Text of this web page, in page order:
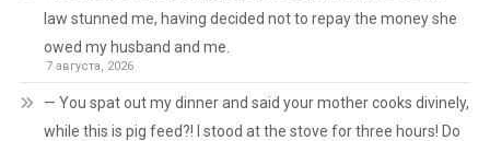
law stunned me, having decided not to repay the money she
owed my husband and me.
7 августа, 2026
— You spat out my dinner and said your mother cooks divinely,
while this is pig feed?! I stood at the stove for three hours! Do